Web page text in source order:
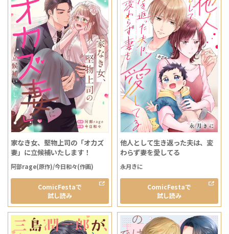
家なき女、堅物上司の「オカズ
妻」に立候補いたします！
阿部rage(原作)/今日和々(作画)
ComicFestaで
試し読み
他人として生き返った夫は、変
わらず妻を愛してる
永月きに
ComicFestaで
試し読み